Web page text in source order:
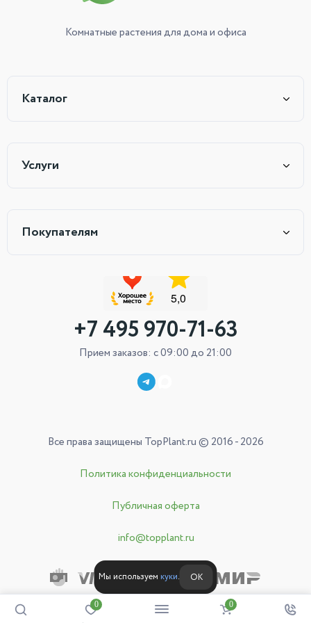
Комнатные растениядля дома и офиса
Каталог
Услуги
Покупателям
+7 495 970-71-63
Прием заказов: с 09:00 до 21:00
Все права защищены TopPlant.ru © 2016 - 2026
Политика конфиденциальности
Публичная оферта
info@topplant.ru
0 0
Мы используем куки. ОК